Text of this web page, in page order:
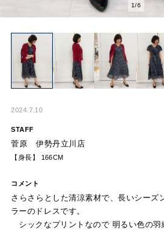
2/6
2024.7.10
STAFF
菅原 伊勢丹立川店
【身長】 166CM
コメント
さらさらとした清涼素材で、長いシーズ
ラーのドレスです。
シックなプリントなので 明るい色の羽